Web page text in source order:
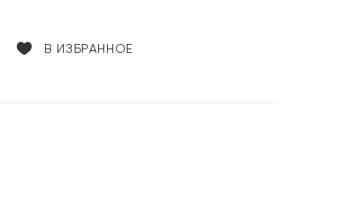
В ИЗБРАННОЕ